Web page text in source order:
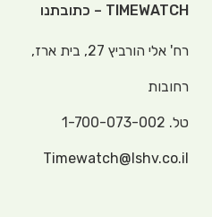
TIMEWATCH – כתובתנו
רח' אלי הורביץ 27, בית ארז,
רחובות
טל. 1-700-073-002
Timewatch@lshv.co.il